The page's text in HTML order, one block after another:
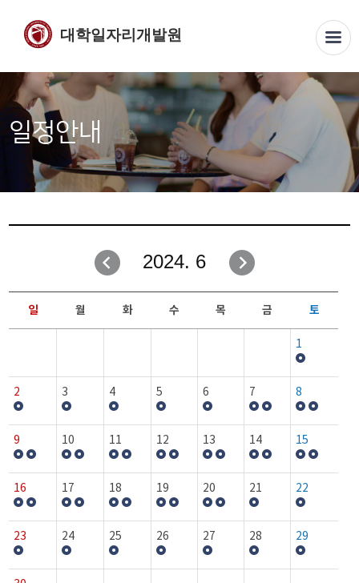
대학일자리개발원
일정안내
2024. 6
일 월 화 수 목 금 토
1
2 3 4 5 6 7 8
9 10 11 12 13 14 15
16 17 18 19 20 21 22
23 24 25 26 27 28 29